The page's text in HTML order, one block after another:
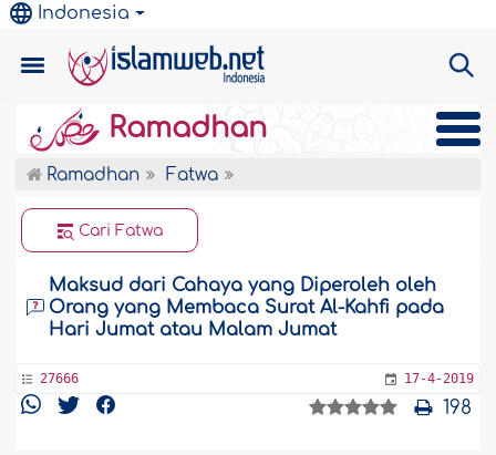
Indonesia
Ramadhan
Ramadhan Fatwa
Cari Fatwa
Maksud dari Cahaya yang Diperoleh oleh
Orang yang Membaca Surat Al-Kahfi pada
Hari Jumat atau Malam Jumat
27666 17-4-2019
198